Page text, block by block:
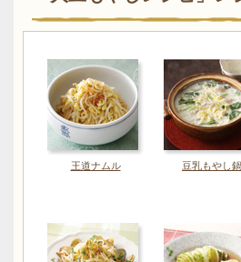
王道ナムル 豆乳もやし鍋